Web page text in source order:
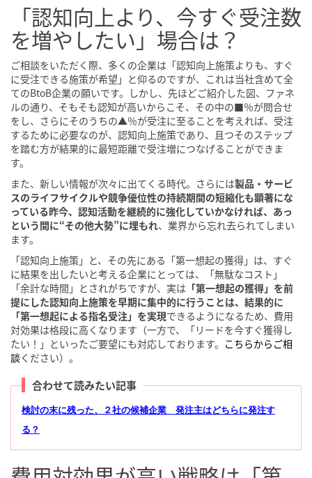
「認知向上より、今すぐ受注数
を増やしたい」場合は？
ご相談をいただく際、多くの企業は「認知向上施策よりも、すぐ
に受注できる施策が希望」と仰るのですが、これは当社含めて全
てのBtoB企業の願いです。しかし、先ほどご紹介した図、ファネ
ルの通り、そもそも認知が高いからこそ、その中の■％が問合せ
をし、さらにそのうちの▲％が受注に至ることを考えれば、受注
するために必要なのが、認知向上施策であり、且つそのステップ
を踏む方が結果的に最短距離で受注増につなげることができま
す。
また、新しい情報が次々に出てくる時代。さらには製品・サービ
スのライフサイクルや競争優位性の持続期間の短縮化も顕著にな
っている昨今、認知活動を継続的に強化していかなければ、あっ
という間に“その他大勢”に埋もれ、業界から忘れ去られてしまい
ます。
「認知向上施策」と、その先にある「第一想起の獲得」は、すぐ
に結果を出したいと考える企業にとっては、「無駄なコスト」
「余計な時間」とされがちですが、実は 「第一想起の獲得」を前
提にした認知向上施策を早期に集中的に行うことは、結果的に
「第一想起による指名受注」を実現できるようになるため、費用
対効果は格段に高くなります（一方で、「リードを今すぐ獲得し
たい！」といったご要望にも対応しております。 こちらからご相
談ください）。
合わせて読みたい記事
検討の末に残った、２社の候補企業 発注主はどちらに発注す
る？